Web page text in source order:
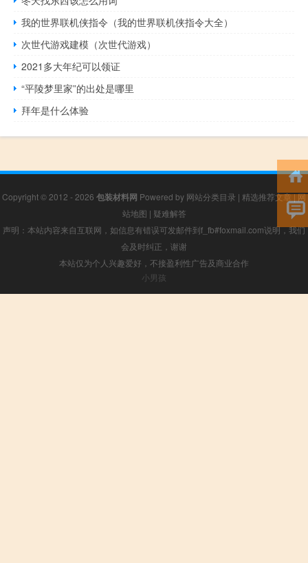
我的世界联机侠指令（我的世界联机侠指令大全）
次世代游戏建模（次世代游戏）
2021多大年纪可以领证
“平陵梦里家”的出处是哪里
拜年是什么体验
Copyright © 2012 - 2026 包装材料网 Powered by 网站分类目录 | 精选推荐文章|网
站地图 | 疑难解答
声明：本站内容来自互联网，如信息有错误可发邮件到f_fb#foxmail.com说明，我们
会及时纠正，谢谢
本站仅为个人兴趣爱好，不接盈利性广告及商业合作
小男孩